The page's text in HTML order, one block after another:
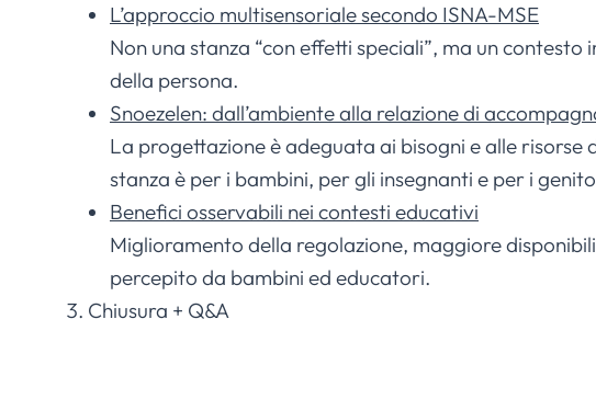
L’approccio multisensoriale secondo ISNA-MSE
Non una stanza “con effetti speciali”, ma un
della persona.
Snoezelen: dall’ambiente alla relazione di
La progettazione è adeguata ai bisogni e alle
stanza è per i bambini, per gli insegnanti e per i
Benefici osservabili nei contesti educativi
Miglioramento della regolazione, maggiore
percepito da bambini ed educatori.
Chiusura + Q&A